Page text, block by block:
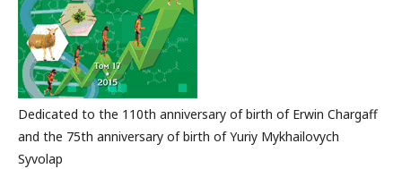
Dedicated to the 110th anniversary of birth of Erwin Chargaff
and the 75th anniversary of birth of Yuriy Mykhailovych
Syvolap